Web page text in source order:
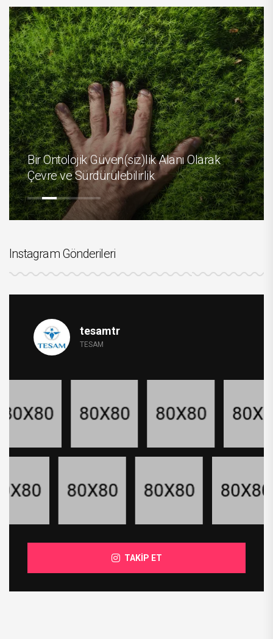
Bir Ontolojik Güven(siz)lik Alanı Olarak
Çevre ve Sürdürülebilirlik
Instagram Gönderileri
tesamtr
TESAM
TAKİP ET